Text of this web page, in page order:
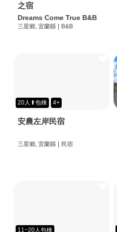
之宿
Dreams Come True B&B
三星鄉, 宜蘭縣 | B&B
20人⬆包棟 4+
安農左岸民宿
三星鄉, 宜蘭縣 | 民宿
11~20人包棟